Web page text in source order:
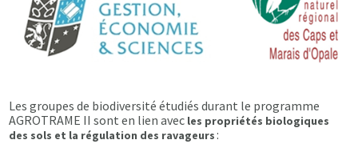
Les groupes de biodiversité étudiés durant le programme
AGROTRAME II sont en lien avec les propriétés biologiques
des sols et la régulation des ravageurs :